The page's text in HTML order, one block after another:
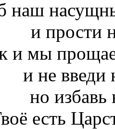
наш
и прости
и мы
и не введи
но избавь
есть